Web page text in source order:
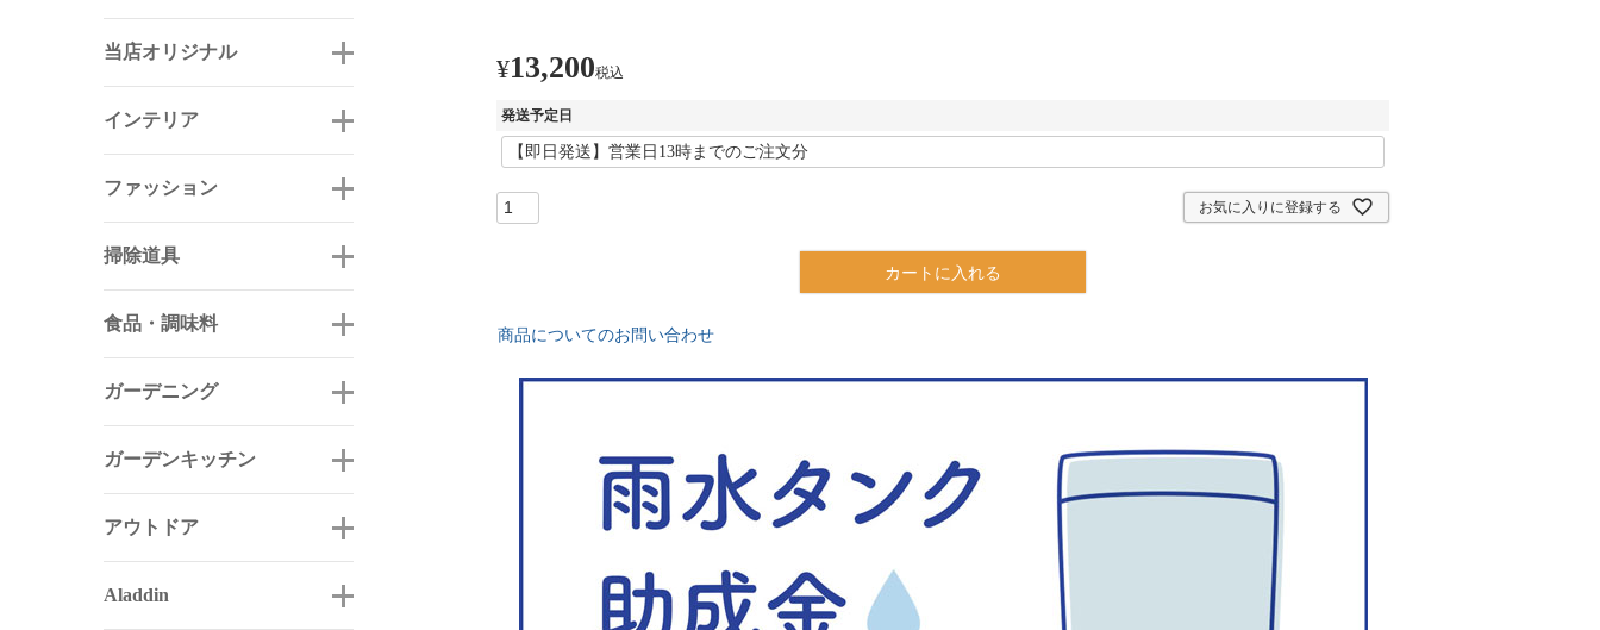
当店オリジナル
インテリア
ファッション
掃除道具
食品・調味料
ガーデニング
ガーデンキッチン
アウトドア
Aladdin
¥13,200税込
発送予定日
お気に入りに登録する
カートに入れる
商品についてのお問い合わせ